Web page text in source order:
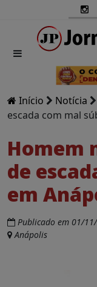
Início Notícia
escada com mal
Homem
de
em
Publicado em 01/
Anápolis